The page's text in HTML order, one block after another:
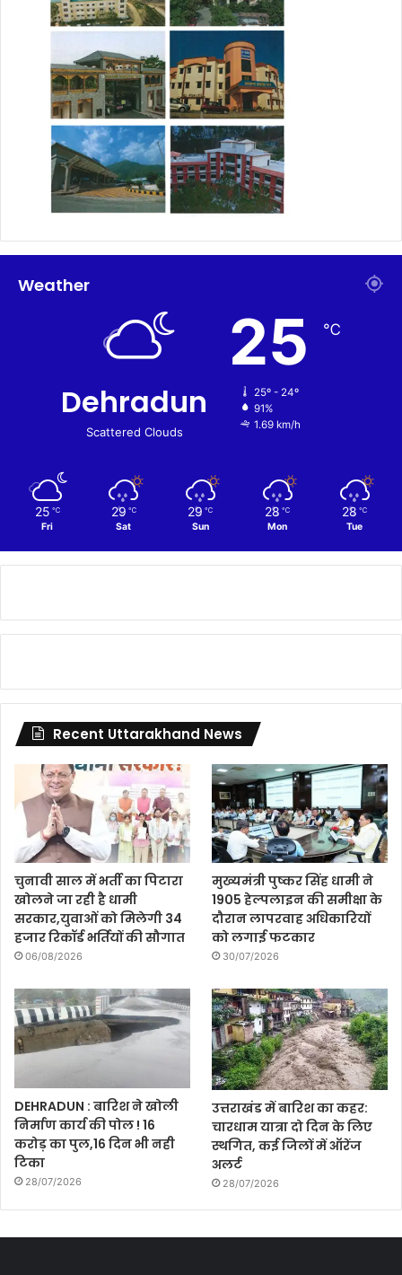
Weather
Dehradun
Scattered Clouds
25 ℃
25º - 24º
91%
1.69 km/h
25 ℃
Fri
29 ℃
Sat
29 ℃
Sun
28 ℃
Mon
28 ℃
Tue
Recent Uttarakhand News
चुनावी साल में भर्ती का पिटारा
खोलने जा रही है धामी
सरकार,युवाओं को मिलेगी 34
हजार रिकॉर्ड भर्तियों की सौगात
06/08/2026
मुख्यमंत्री पुष्कर सिंह धामी ने
1905 हेल्पलाइन की समीक्षा के
दौरान लापरवाह अधिकारियों
को लगाई फटकार
30/07/2026
DEHRADUN : बारिश ने खोली
निर्माण कार्य की पोल ! 16
करोड़ का पुल,16 दिन भी नही
टिका
28/07/2026
उत्तराखंड में बारिश का कहर:
चारधाम यात्रा दो दिन के लिए
स्थगित, कई जिलों में ऑरेंज
अलर्ट
28/07/2026